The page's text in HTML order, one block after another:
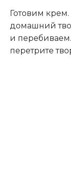
Готовим
домашний
и перебиваем.
перетрите